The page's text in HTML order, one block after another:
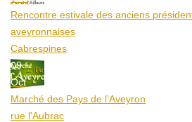
Rencontre estivale des anciens
aveyronnaises
Cabrespines
09
Oct
Marché des Pays de l’Aveyron
rue l'Aubrac